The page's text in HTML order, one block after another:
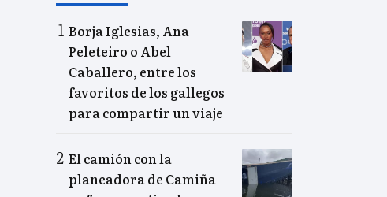
Borja Iglesias, Ana
Peleteiro o Abel
Caballero, entre los
favoritos de los gallegos
para compartir un viaje
El camión con la
planeadora de Camiña